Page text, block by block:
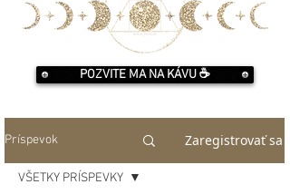
POZVITE MA NA KÁVU ☕️
Príspevok Zaregistrovať sa
VŠETKY PRÍSPEVKY